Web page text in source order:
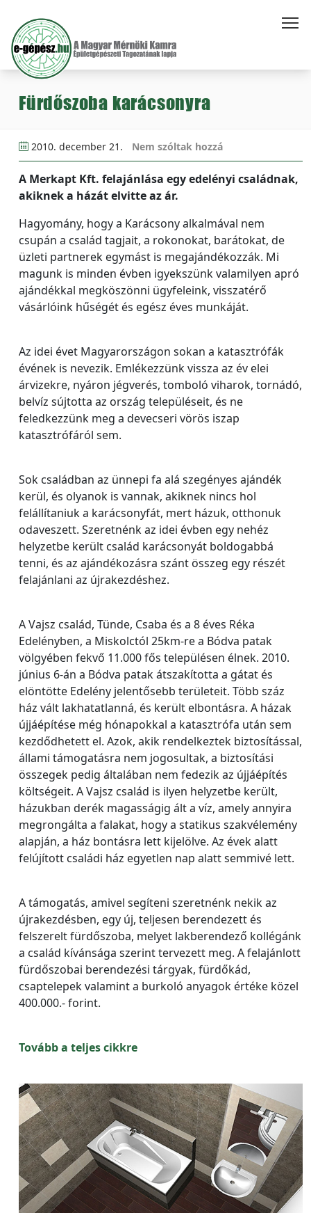
Fürdőszoba karácsonyra
2010. december 21. Nem szóltak hozzá
A Merkapt Kft. felajánlása egy edelényi családnak,
akiknek a házát elvitte az ár.
Hagyomány, hogy a Karácsony alkalmával nem
csupán a család tagjait, a rokonokat, barátokat, de
üzleti partnerek egymást is megajándékozzák. Mi
magunk is minden évben igyekszünk valamilyen apró
ajándékkal megköszönni ügyfeleink, visszatérő
vásárlóink hűségét és egész éves munkáját.
Az idei évet Magyarországon sokan a katasztrófák
évének is nevezik. Emlékezzünk vissza az év elei
árvizekre, nyáron jégverés, tomboló viharok, tornádó,
belvíz sújtotta az ország településeit, és ne
feledkezzünk meg a devecseri vörös iszap
katasztrófáról sem.
Sok családban az ünnepi fa alá szegényes ajándék
kerül, és olyanok is vannak, akiknek nincs hol
felállítaniuk a karácsonyfát, mert házuk, otthonuk
odaveszett. Szeretnénk az idei évben egy nehéz
helyzetbe került család karácsonyát boldogabbá
tenni, és az ajándékozásra szánt összeg egy részét
felajánlani az újrakezdéshez.
A Vajsz család, Tünde, Csaba és a 8 éves Réka
Edelényben, a Miskolctól 25km-re a Bódva patak
völgyében fekvő 11.000 fős településen élnek. 2010.
június 6-án a Bódva patak átszakította a gátat és
elöntötte Edelény jelentősebb területeit. Több száz
ház vált lakhatatlanná, és került elbontásra. A házak
újjáépítése még hónapokkal a katasztrófa után sem
kezdődhetett el. Azok, akik rendelkeztek biztosítással,
állami támogatásra nem jogosultak, a biztosítási
összegek pedig általában nem fedezik az újjáépítés
költségeit. A Vajsz család is ilyen helyzetbe került,
házukban derék magasságig ált a víz, amely annyira
megrongálta a falakat, hogy a statikus szakvélemény
alapján, a ház bontásra lett kijelölve. Az évek alatt
felújított családi ház egyetlen nap alatt semmivé lett.
A támogatás, amivel segíteni szeretnénk nekik az
újrakezdésben, egy új, teljesen berendezett és
felszerelt fürdőszoba, melyet lakberendező kollégánk
a család kívánsága szerint tervezett meg. A felajánlott
fürdőszobai berendezési tárgyak, fürdőkád,
csaptelepek valamint a burkoló anyagok értéke közel
400.000.- forint.
Tovább a teljes cikkre